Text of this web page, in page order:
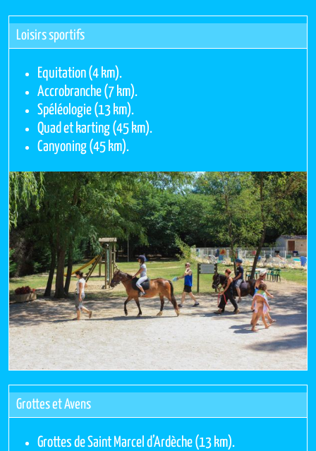
Loisirs sportifs
Equitation (4 km).
Accrobranche (7 km).
Spéléologie (13 km).
Quad et karting (45 km).
Canyoning (45 km).
Grottes et Avens
Grottes de Saint Marcel d’Ardèche (13 km).